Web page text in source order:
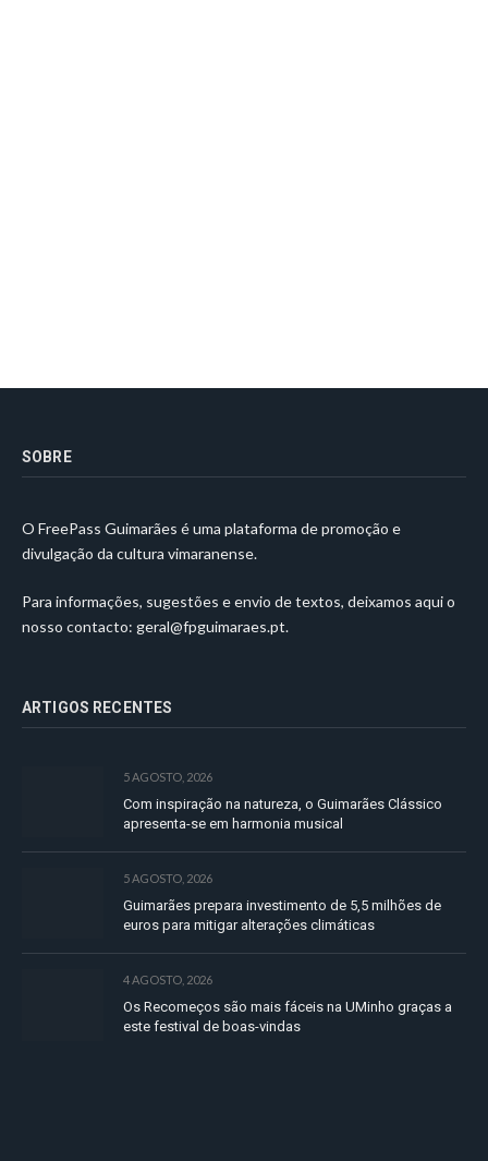
SOBRE
O FreePass Guimarães é uma plataforma de promoção e
divulgação da cultura vimaranense.
Para informações, sugestões e envio de textos, deixamos aqui o
nosso contacto: geral@fpguimaraes.pt.
ARTIGOS RECENTES
5 AGOSTO, 2026
Com inspiração na natureza, o Guimarães Clássico
apresenta-se em harmonia musical
5 AGOSTO, 2026
Guimarães prepara investimento de 5,5 milhões de
euros para mitigar alterações climáticas
4 AGOSTO, 2026
Os Recomeços são mais fáceis na UMinho graças a
este festival de boas-vindas